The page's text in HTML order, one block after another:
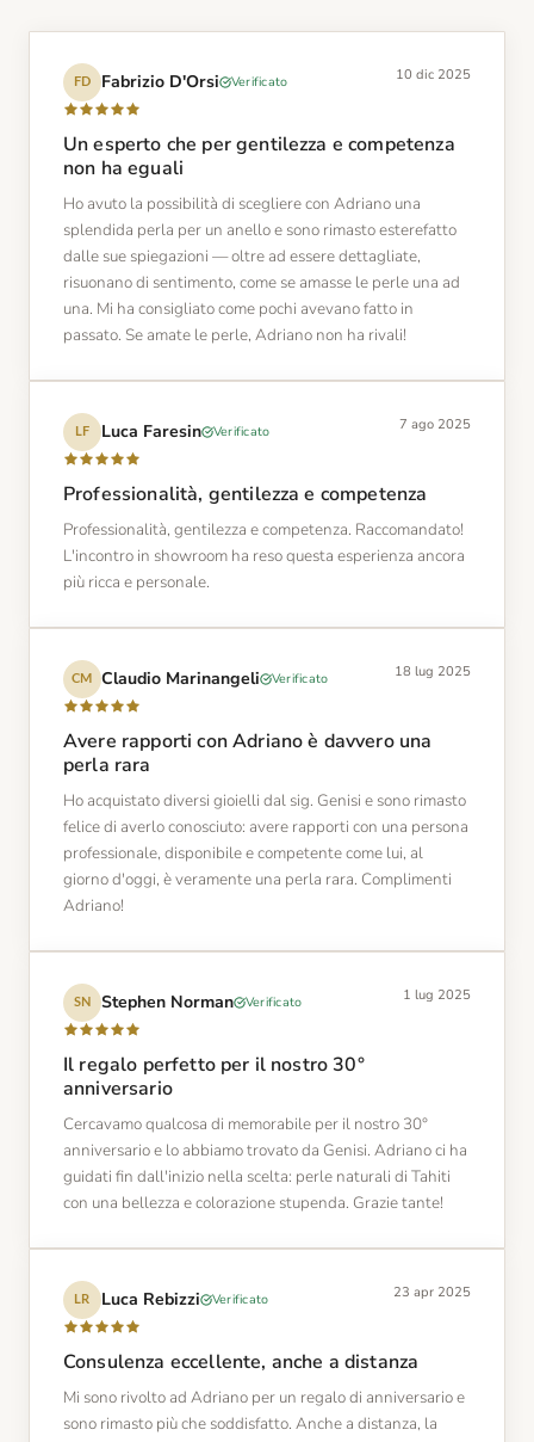
FD Fabrizio D'Orsi Verificato 10 dic 2025
Un esperto che per gentilezza e competenza
non ha eguali
Ho avuto la possibilità di scegliere con Adriano una
splendida perla per un anello e sono rimasto esterefatto
dalle sue spiegazioni — oltre ad essere dettagliate,
risuonano di sentimento, come se amasse le perle una ad
una. Mi ha consigliato come pochi avevano fatto in
passato. Se amate le perle, Adriano non ha rivali!
LF Luca Faresin Verificato 7 ago 2025
Professionalità, gentilezza e competenza
Professionalità, gentilezza e competenza. Raccomandato!
L'incontro in showroom ha reso questa esperienza ancora
più ricca e personale.
CM Claudio Marinangeli Verificato 18 lug 2025
Avere rapporti con Adriano è davvero una
perla rara
Ho acquistato diversi gioielli dal sig. Genisi e sono rimasto
felice di averlo conosciuto: avere rapporti con una persona
professionale, disponibile e competente come lui, al
giorno d'oggi, è veramente una perla rara. Complimenti
Adriano!
SN Stephen Norman Verificato 1 lug 2025
Il regalo perfetto per il nostro 30°
anniversario
Cercavamo qualcosa di memorabile per il nostro 30°
anniversario e lo abbiamo trovato da Genisi. Adriano ci ha
guidati fin dall'inizio nella scelta: perle naturali di Tahiti
con una bellezza e colorazione stupenda. Grazie tante!
LR Luca Rebizzi Verificato 23 apr 2025
Consulenza eccellente, anche a distanza
Mi sono rivolto ad Adriano per un regalo di anniversario e
sono rimasto più che soddisfatto. Anche a distanza, la